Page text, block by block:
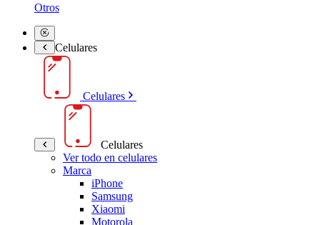
Otros
Celulares
Celulares
Celulares
Ver todo en celulares
Marca
iPhone
Samsung
Xiaomi
Motorola